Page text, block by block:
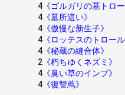
4 《ゴルガリの墓トロー
4 《墓所這い》
4 《傲慢な新生子》
4 《ロッテスのトロール
4 《秘蔵の縫合体》
2 《朽ちゆくネズミ》
4 《臭い草のインプ》
4 《復讐蔦》